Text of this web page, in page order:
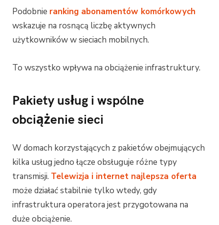
Podobnie ranking abonamentów komórkowych
wskazuje na rosnącą liczbę aktywnych
użytkowników w sieciach mobilnych.
To wszystko wpływa na obciążenie infrastruktury.
Pakiety usług i wspólne
obciążenie sieci
W domach korzystających z pakietów obejmujących
kilka usług jedno łącze obsługuje różne typy
transmisji. Telewizja i internet najlepsza oferta
może działać stabilnie tylko wtedy, gdy
infrastruktura operatora jest przygotowana na
duże obciążenie.